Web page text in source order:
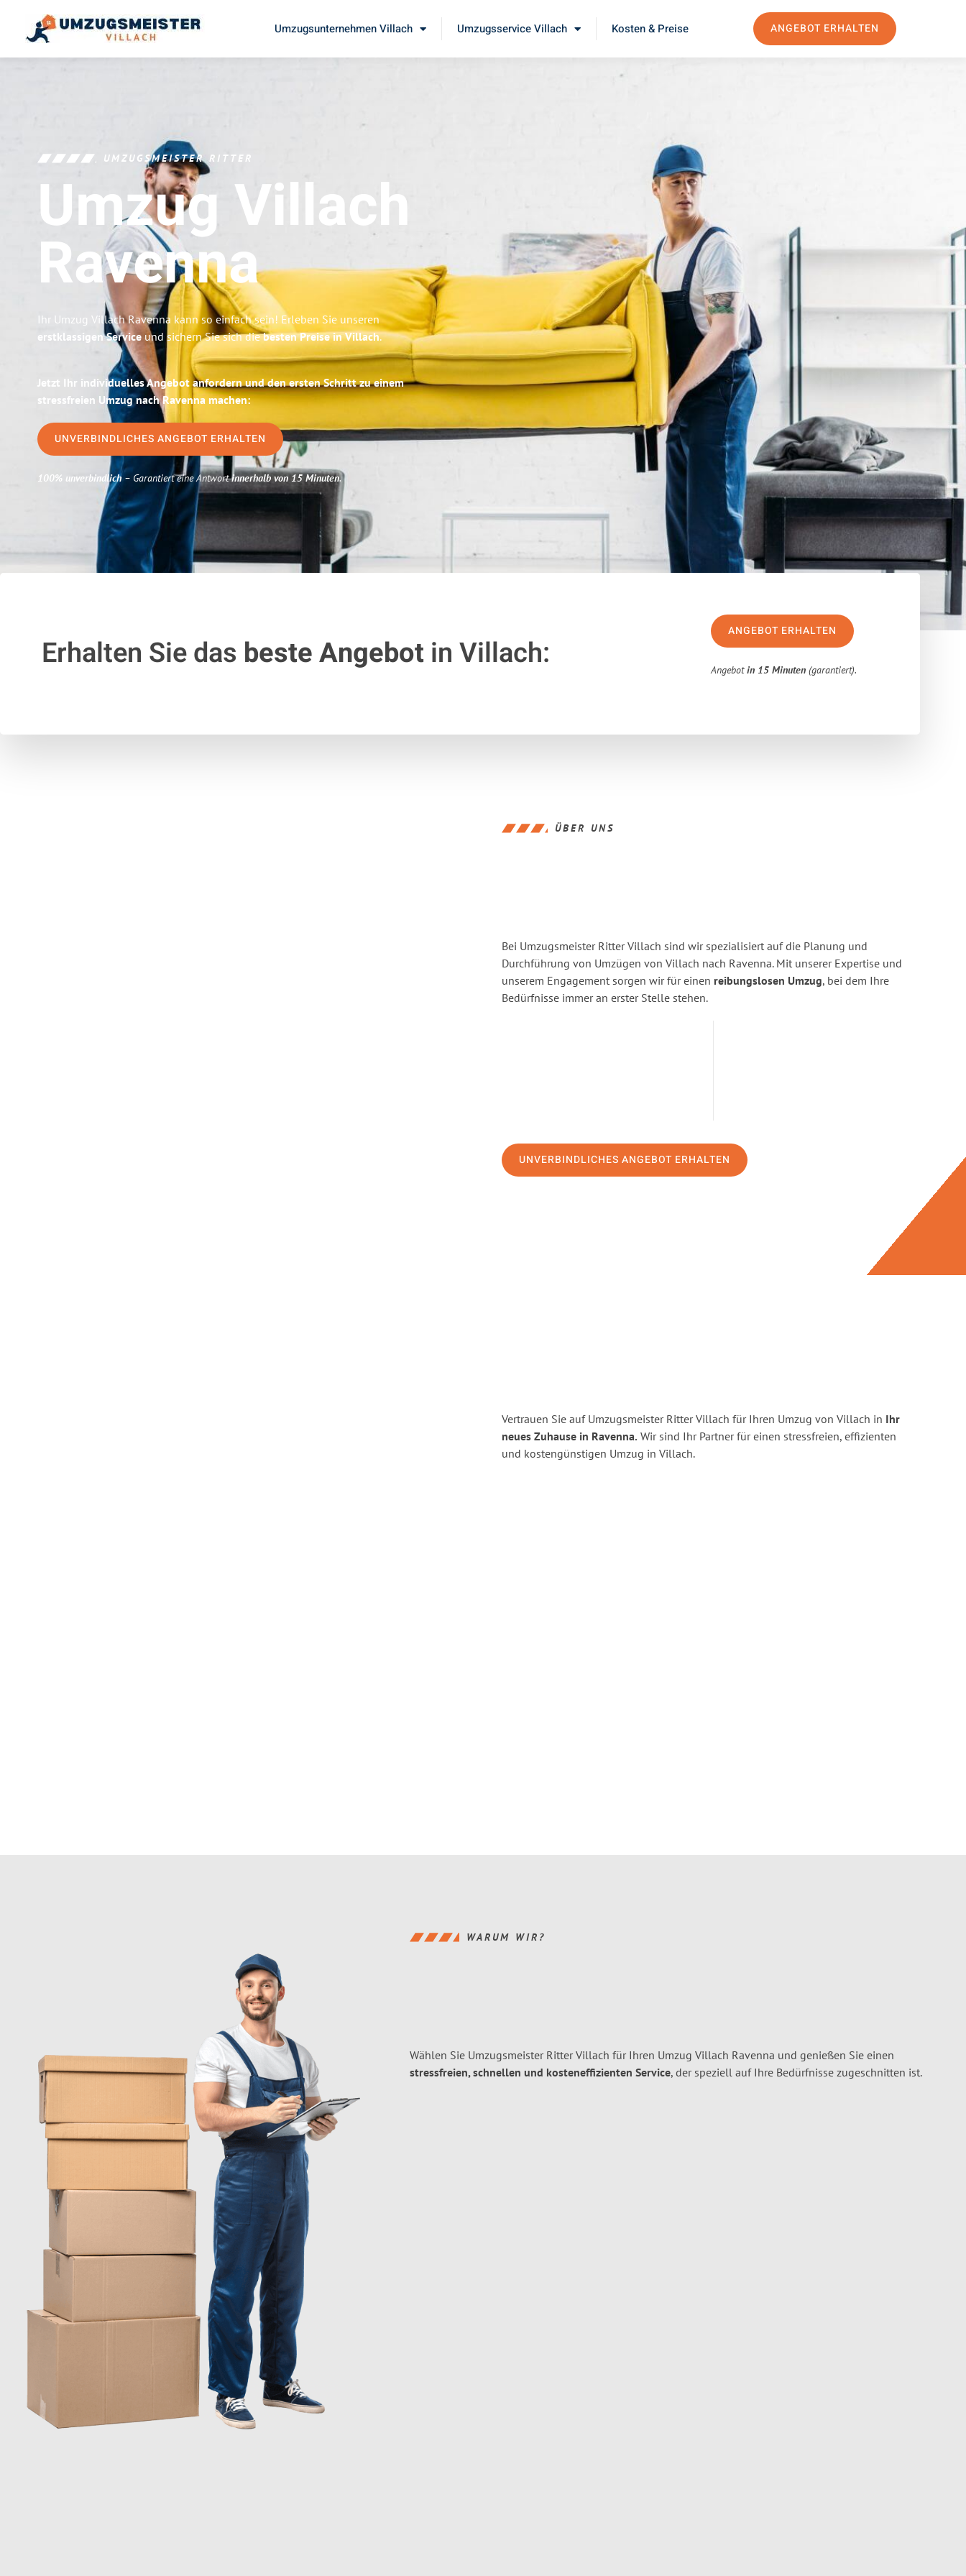
Umzugsunternehmen Villach Umzugsservice Villach Kosten & Preise ANGEBOT ERHALTEN
UMZUGSMEISTER RITTER
Umzug Villach
Ravenna
Ihr Umzug Villach Ravenna kann so einfach sein! Erleben Sie unseren
erstklassigen Service und sichern Sie sich diebesten Preise in Villach.
Jetzt Ihr individuelles Angebot anfordern und den ersten Schritt zu einem
stressfreien Umzug nach Ravenna machen:
UNVERBINDLICHES ANGEBOT ERHALTEN
100% unverbindlich– Garantiert eine Antwortinnerhalb von 15 Minuten.
Erhalten Sie das beste Angebotin Villach:
ANGEBOT ERHALTEN
Angebotin 15 Minuten (garantiert).
ÜBER UNS
Bei Umzugsmeister Ritter Villach sind wir spezialisiert auf die Planung und
Durchführung von Umzügen von Villach nach Ravenna. Mit unserer Expertise und
unserem Engagement sorgen wir für einen reibungslosen Umzug, bei dem Ihre
Bedürfnisse immer an erster Stelle stehen.
UNVERBINDLICHES ANGEBOT ERHALTEN
Vertrauen Sie auf Umzugsmeister Ritter Villach für Ihren Umzug von Villach in Ihr
neues Zuhause in Ravenna. Wir sind Ihr Partner für einen stressfreien, effizienten
und kostengünstigen Umzug in Villach.
WARUM WIR?
Wählen Sie Umzugsmeister Ritter Villach für Ihren Umzug Villach Ravenna und genießen Sie einen
stressfreien, schnellen und kosteneffizienten Service, der speziell auf Ihre Bedürfnisse zugeschnitten ist.